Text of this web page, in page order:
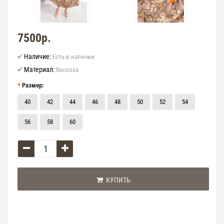
7500р.
Наличие: Есть в наличии
Материал: Вискоза
Размер:
40 42 44 46 48 50 52 54
56 58 60
КУПИТЬ